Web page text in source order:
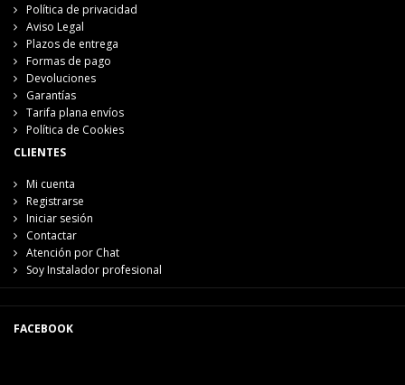
Política de privacidad
Aviso Legal
Plazos de entrega
Formas de pago
Devoluciones
Garantías
Tarifa plana envíos
Política de Cookies
CLIENTES
Mi cuenta
Registrarse
Iniciar sesión
Contactar
Atención por Chat
Soy Instalador profesional
FACEBOOK